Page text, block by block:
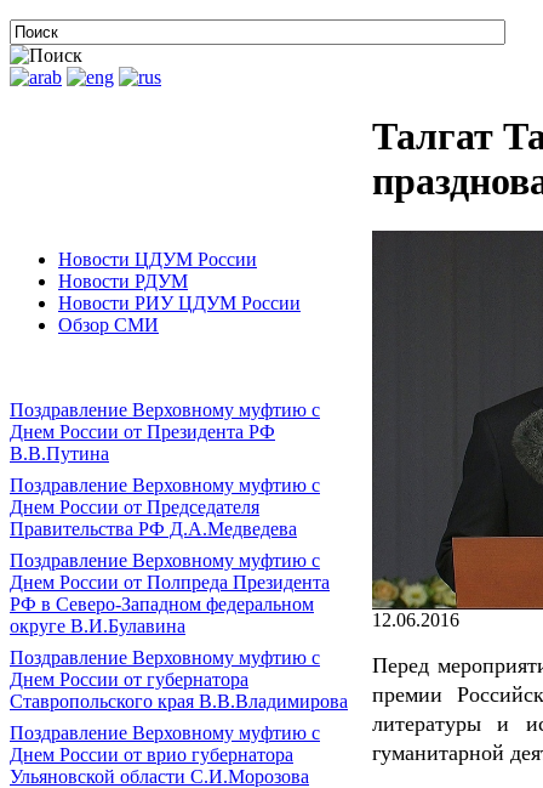
Новости ЦДУМ России
Новости РДУМ
Новости РИУ ЦДУМ России
Обзор СМИ
Поздравление Верховному муфтию с
Днем России от Президента РФ
В.В.Путина
Поздравление Верховному муфтию с
Днем России от Председателя
Правительства РФ Д.А.Медведева
Поздравление Верховному муфтию с
Днем России от Полпреда Президента
РФ в Северо-Западном федеральном
округе В.И.Булавина
Поздравление Верховному муфтию с
Днем России от губернатора
Ставропольского края В.В.Владимирова
Поздравление Верховному муфтию с
Днем России от врио губернатора
Ульяновской области С.И.Морозова
Талгат
12.06.2016
Перед
премии
литературы и
гуманитарной